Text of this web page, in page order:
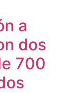
a
dos
700